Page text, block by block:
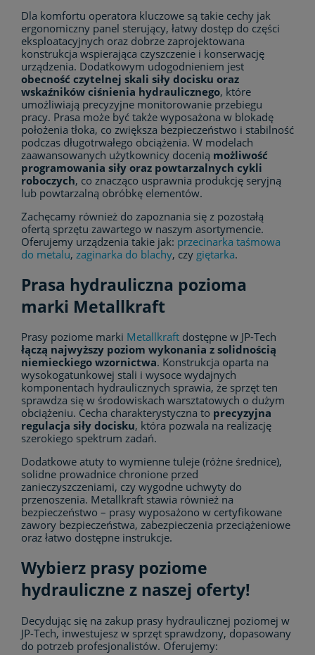
Dla komfortu operatora kluczowe są takie cechy jak
ergonomiczny panel sterujący, łatwy dostęp do części
eksploatacyjnych oraz dobrze zaprojektowana
konstrukcja wspierająca czyszczenie i konserwację
urządzenia. Dodatkowym udogodnieniem jest
obecność czytelnej skali siły docisku oraz
wskaźników ciśnienia hydraulicznego, które
umożliwiają precyzyjne monitorowanie przebiegu
pracy. Prasa może być także wyposażona w blokadę
położenia tłoka, co zwiększa bezpieczeństwo i stabilność
podczas długotrwałego obciążenia. W modelach
zaawansowanych użytkownicy docenią możliwość
programowania siły oraz powtarzalnych cykli
roboczych, co znacząco usprawnia produkcję seryjną
lub powtarzalną obróbkę elementów.
Zachęcamy również do zapoznania się z pozostałą
ofertą sprzętu zawartego w naszym asortymencie.
Oferujemy urządzenia takie jak: przecinarka taśmowa
do metalu, zaginarka do blachy, czy giętarka.
Prasa hydrauliczna pozioma
marki Metallkraft
Prasy poziome marki Metallkraft dostępne w JP-Tech
łączą najwyższy poziom wykonania z solidnością
niemieckiego wzornictwa. Konstrukcja oparta na
wysokogatunkowej stali i wysoce wydajnych
komponentach hydraulicznych sprawia, że sprzęt ten
sprawdza się w środowiskach warsztatowych o dużym
obciążeniu. Cecha charakterystyczna to precyzyjna
regulacja siły docisku, która pozwala na realizację
szerokiego spektrum zadań.
Dodatkowe atuty to wymienne tuleje (różne średnice),
solidne prowadnice chronione przed
zanieczyszczeniami, czy wygodne uchwyty do
przenoszenia. Metallkraft stawia również na
bezpieczeństwo – prasy wyposażono w certyfikowane
zawory bezpieczeństwa, zabezpieczenia przeciążeniowe
oraz łatwo dostępne instrukcje.
Wybierz prasy poziome
hydrauliczne z naszej oferty!
Decydując się na zakup prasy hydraulicznej poziomej w
JP-Tech, inwestujesz w sprzęt sprawdzony, dopasowany
do potrzeb profesjonalistów. Oferujemy: